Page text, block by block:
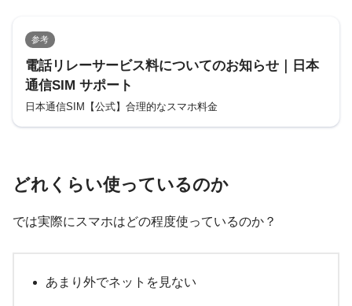
参考
電話リレーサービス料についてのお知らせ｜日本
通信SIM サポート
日本通信SIM【公式】合理的なスマホ料金
どれくらい使っているのか
では実際にスマホはどの程度使っているのか？
あまり外でネットを見ない